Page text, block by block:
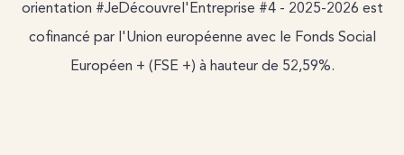
orientation #JeDécouvrel'Entreprise #4 - 2025-2026 est
cofinancé par l'Union européenne avec le Fonds Social
Européen + (FSE +) à hauteur de 52,59%.